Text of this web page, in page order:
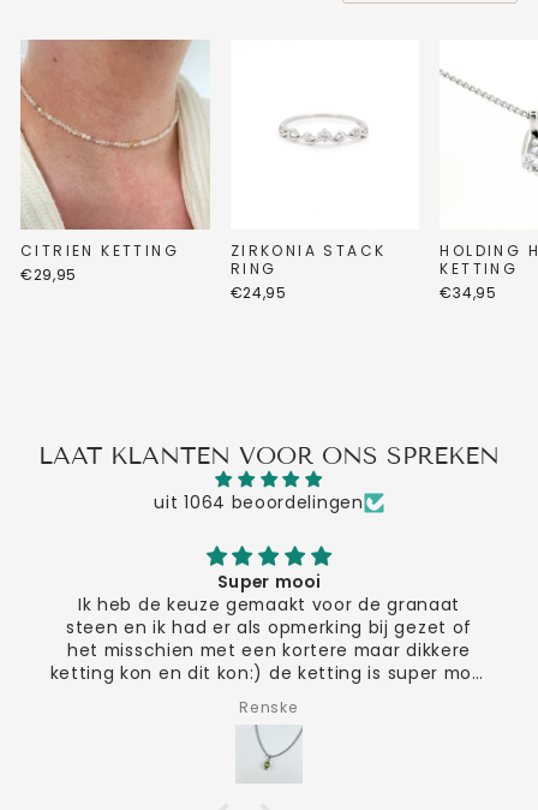
CITRIEN KETTING
€29,95
ZIRKONIA STACK
RING
€24,95
HOLDING
KETTING
€34,95
LAAT KLANTEN VOOR ONS SPREKEN
uit 1064 beoordelingen
Super mooi
Ik heb de keuze gemaakt voor de granaat
steen en ik had er als opmerking bij gezet of
het misschien met een kortere maar dikkere
ketting kon en dit kon:) de ketting is super mooi
ben er heel blij mee!!
Renske